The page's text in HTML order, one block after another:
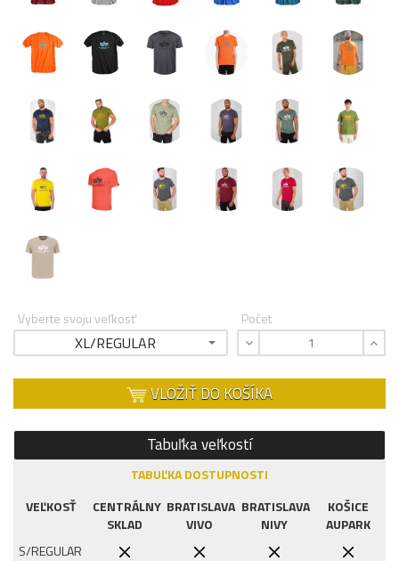
Vyberte svoju veľkosť
XL/REGULAR
Počet
VLOŽIŤ DO KOŠÍKA
Tabuľka veľkostí
TABUĽKA DOSTUPNOSTI
VEĽKOSŤ
CENTRÁLNY
SKLAD
BRATISLAVA
VIVO
BRATISLAVA
NIVY
KOŠICE
AUPARK
S/REGULAR